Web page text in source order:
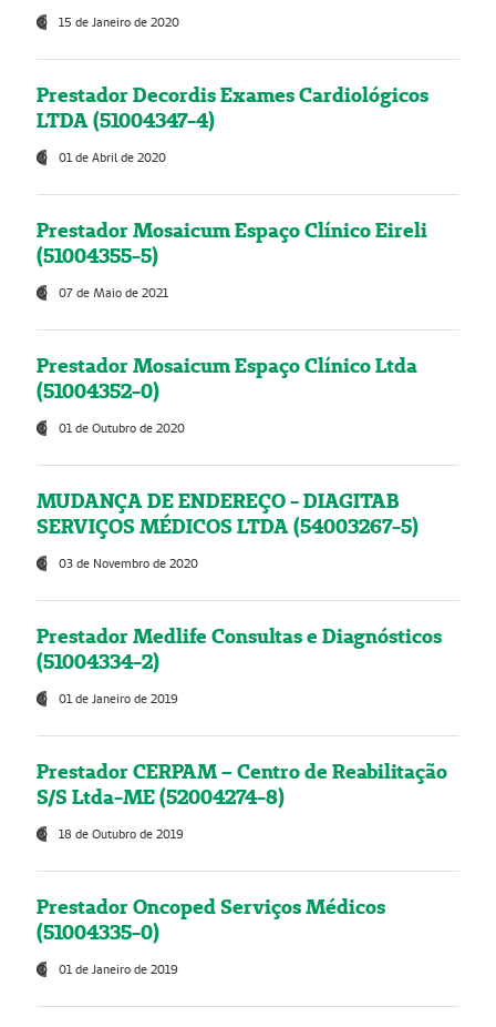
15 de Janeiro de 2020
Prestador Decordis Exames Cardiológicos
LTDA (51004347-4)
01 de Abril de 2020
Prestador Mosaicum Espaço Clínico Eireli
(51004355-5)
07 de Maio de 2021
Prestador Mosaicum Espaço Clínico Ltda
(51004352-0)
01 de Outubro de 2020
MUDANÇA DE ENDEREÇO - DIAGITAB
SERVIÇOS MÉDICOS LTDA (54003267-5)
03 de Novembro de 2020
Prestador Medlife Consultas e Diagnósticos
(51004334-2)
01 de Janeiro de 2019
Prestador CERPAM – Centro de Reabilitação
S/S Ltda-ME (52004274-8)
18 de Outubro de 2019
Prestador Oncoped Serviços Médicos
(51004335-0)
01 de Janeiro de 2019